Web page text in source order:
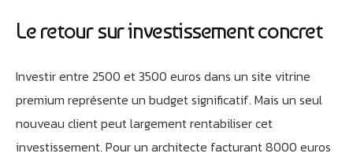
Le retour sur investissement concret
Investir entre 2500 et 3500 euros dans un site vitrine
premium représente un budget significatif. Mais un seul
nouveau client peut largement rentabiliser cet
investissement. Pour un architecte facturant 8000 euros